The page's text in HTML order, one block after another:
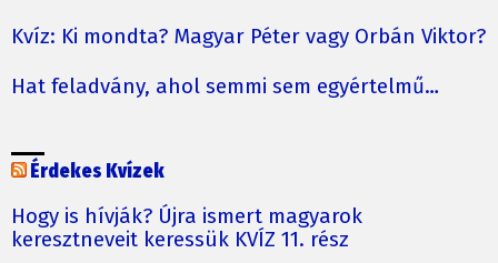
Kvíz: Ki mondta? Magyar Péter vagy Orbán Viktor?
Hat feladvány, ahol semmi sem egyértelmű…
Érdekes Kvízek
Hogy is hívják? Újra ismert magyarok
keresztneveit keressük KVÍZ 11. rész